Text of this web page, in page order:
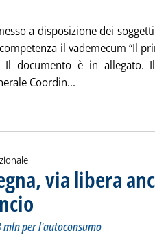
a disposizione dei
il vademecum “Il
documento è in allegato.
Coordin...
via libera
per l'autoconsumo